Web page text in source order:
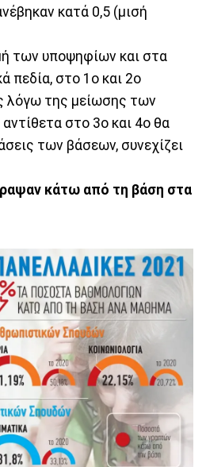
κατά 0,5 (μισή
των υποψηφίων και στα
πεδία, στο 1ο και 2ο
λόγω της μείωσης των
στο 3ο και 4ο θα
των βάσεων, συνεχίζει
κάτω από τη βάση στα